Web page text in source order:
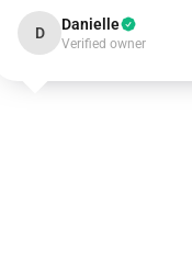
D Danielle
Verified owner